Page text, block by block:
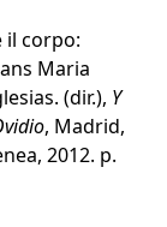
il corpo:
Maria
(dir.), Y
, Madrid,
2012. p.